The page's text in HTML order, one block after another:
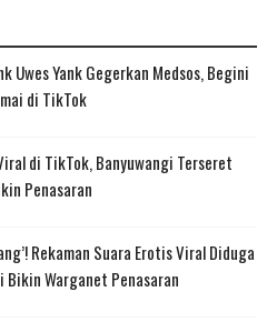
Uwes Yank Gegerkan Medsos, Begini
di TikTok
di TikTok, Banyuwangi Terseret
Penasaran
Rekaman Suara Erotis Viral Diduga
Bikin Warganet Penasaran